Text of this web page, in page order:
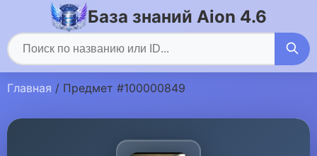
База знаний Aion 4.6
Главная / Предмет #100000849